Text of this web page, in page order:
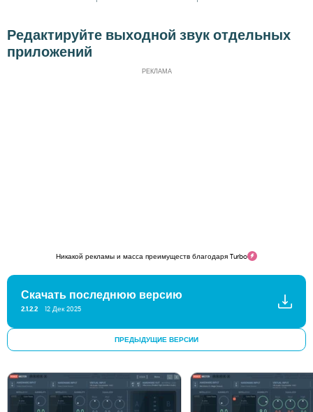
Редактируйте выходной звук отдельных
приложений
РЕКЛАМА
Никакой рекламы и масса преимуществ благодаря Turbo
Скачать последнюю версию
2.1.2.2 12 Дек 2025
ПРЕДЫДУЩИЕ ВЕРСИИ